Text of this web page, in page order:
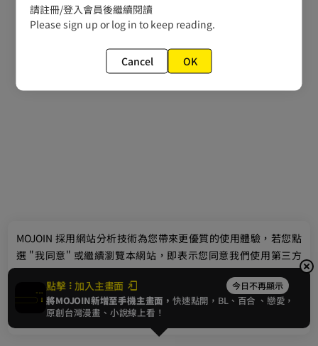
點擊 加入主畫面 今日不再顯示
將MOJOIN新增至手機主畫面，快速點開，BL、 百合 、戀愛，
原創台灣漫畫、小說線上看！
MOJOIN 採用網站分析技術為您帶來更優質的使用體驗，若您點
選 "我同意" 或繼續瀏覽本網站，即表示您同意我們使用第三方
Cookie，欲瞭解更多資訊請見隱私權政策。
我同意
請註冊/登入會員後繼續閱讀
Please sign up or log in to keep reading.
Cancel OK